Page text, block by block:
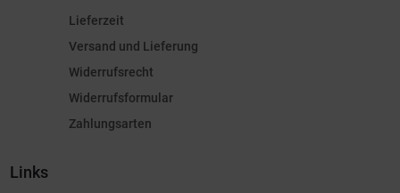
Lieferzeit
Versand und Lieferung
Widerrufsrecht
Widerrufsformular
Zahlungsarten
Links